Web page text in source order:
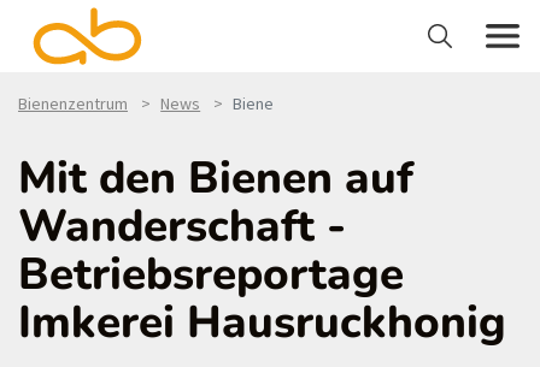
Bienenzentrum News Biene
Mit den Bienen auf
Wanderschaft -
Betriebsreportage
Imkerei Hausruckhonig